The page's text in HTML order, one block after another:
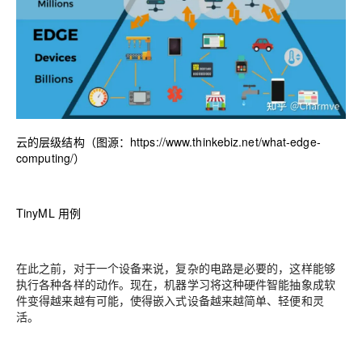
云的层级结构（图源： https://www.thinkebiz.net/what-edge-
computing/）
TinyML 用例
在此之前，对于一个设备来说，复杂的电路是必要的，这样能够
执行各种各样的动作。现在，机器学习将这种硬件智能抽象成软
件变得越来越有可能，使得嵌入式设备越来越简单、轻便和灵
活。